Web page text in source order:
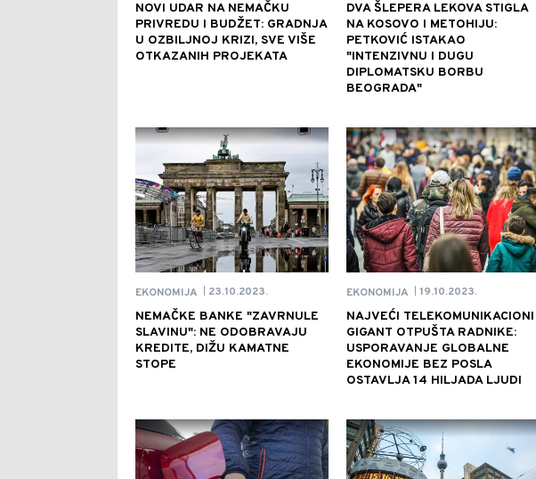
NOVI UDAR NA NEMAČKU
PRIVREDU I BUDŽET: GRADNJA
U OZBILJNOJ KRIZI, SVE VIŠE
OTKAZANIH PROJEKATA
DVA ŠLEPERA LEKOVA STIGLA
NA KOSOVO I METOHIJU:
PETKOVIĆ ISTAKAO
"INTENZIVNU I DUGU
DIPLOMATSKU BORBU
BEOGRADA"
EKONOMIJA 23.10.2023.
NEMAČKE BANKE "ZAVRNULE
SLAVINU": NE ODOBRAVAJU
KREDITE, DIŽU KAMATNE
STOPE
EKONOMIJA 19.10.2023.
NAJVEĆI TELEKOMUNIKACIONI
GIGANT OTPUŠTA RADNIKE:
USPORAVANJE GLOBALNE
EKONOMIJE BEZ POSLA
OSTAVLJA 14 HILJADA LJUDI